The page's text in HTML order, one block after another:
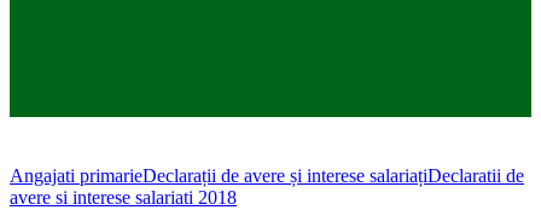
Angajati primarieDeclarații de avere și interese salariațiDeclaratii de
avere si interese salariati 2018